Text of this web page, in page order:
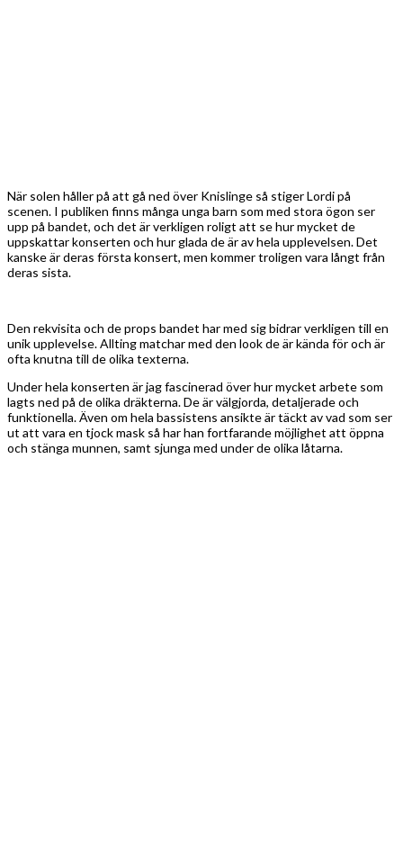
När solen håller på att gå ned över Knislinge så stiger Lordi på
scenen. I publiken finns många unga barn som med stora ögon ser
upp på bandet, och det är verkligen roligt att se hur mycket de
uppskattar konserten och hur glada de är av hela upplevelsen. Det
kanske är deras första konsert, men kommer troligen vara långt från
deras sista.
Den rekvisita och de props bandet har med sig bidrar verkligen till en
unik upplevelse. Allting matchar med den look de är kända för och är
ofta knutna till de olika texterna.
Under hela konserten är jag fascinerad över hur mycket arbete som
lagts ned på de olika dräkterna. De är välgjorda, detaljerade och
funktionella. Även om hela bassistens ansikte är täckt av vad som ser
ut att vara en tjock mask så har han fortfarande möjlighet att öppna
och stänga munnen, samt sjunga med under de olika låtarna.